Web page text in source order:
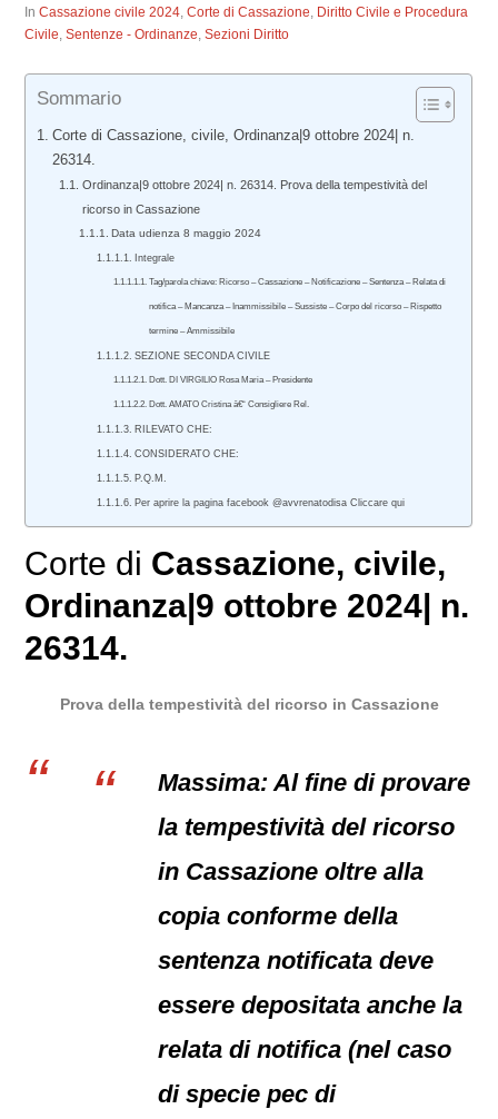
InCassazione civile 2024,Corte di Cassazione, Diritto Civile e Procedura
Civile,Sentenze - Ordinanze,Sezioni Diritto
Sommario
Corte di Cassazione, civile, Ordinanza|9 ottobre 2024| n.
26314.
Ordinanza|9 ottobre 2024| n. 26314. Prova della tempestività del
ricorso in Cassazione
Data udienza 8 maggio 2024
Integrale
Tag/parola chiave: Ricorso – Cassazione – Notificazione – Sentenza – Relata di
notifica – Mancanza – Inammissibile – Sussiste – Corpo del ricorso – Rispetto
termine – Ammissibile
SEZIONE SECONDA CIVILE
Dott. DI VIRGILIO Rosa Maria – Presidente
Dott. AMATO Cristina â€“ Consigliere Rel.
RILEVATO CHE:
CONSIDERATO CHE:
P.Q.M.
Per aprire la pagina facebook @avvrenatodisa Cliccare qui
Corte di Cassazione, civile,
Ordinanza|9 ottobre 2024| n.
26314.
Prova della tempestività del ricorso in Cassazione
Massima: Al fine di provare
la tempestività del ricorso
in Cassazione oltre alla
copia conforme della
sentenza notificata deve
essere depositata anche la
relata di notifica (nel caso
di specie pec di